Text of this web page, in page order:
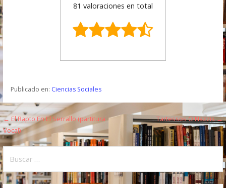
81 valoraciones en total
Publicado en: Ciencias Sociales
N
a
v
e
← El Rapto En El Serrallo (partitura
Vocal)
Tartessos O Nazzis →
s